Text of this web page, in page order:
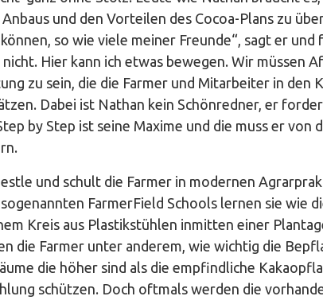
und den Vorteilen des Cocoa-Plans zu
so wie viele meiner Freunde“, sagt er und
nicht. Hier kann ich etwas bewegen. Wir müssen
zu sein, die die Farmer und Mitarbeiter in den
Dabei ist Nathan kein Schönredner, er
by Step ist seine Maxime und die muss er von
und schult die Farmer in modernen
FarmerField Schools lernen sie wie
Kreis aus Plastikstühlen inmitten einer
die Farmer unter anderem, wie wichtig die
die höher sind als die empfindliche
schützen. Doch oftmals werden die